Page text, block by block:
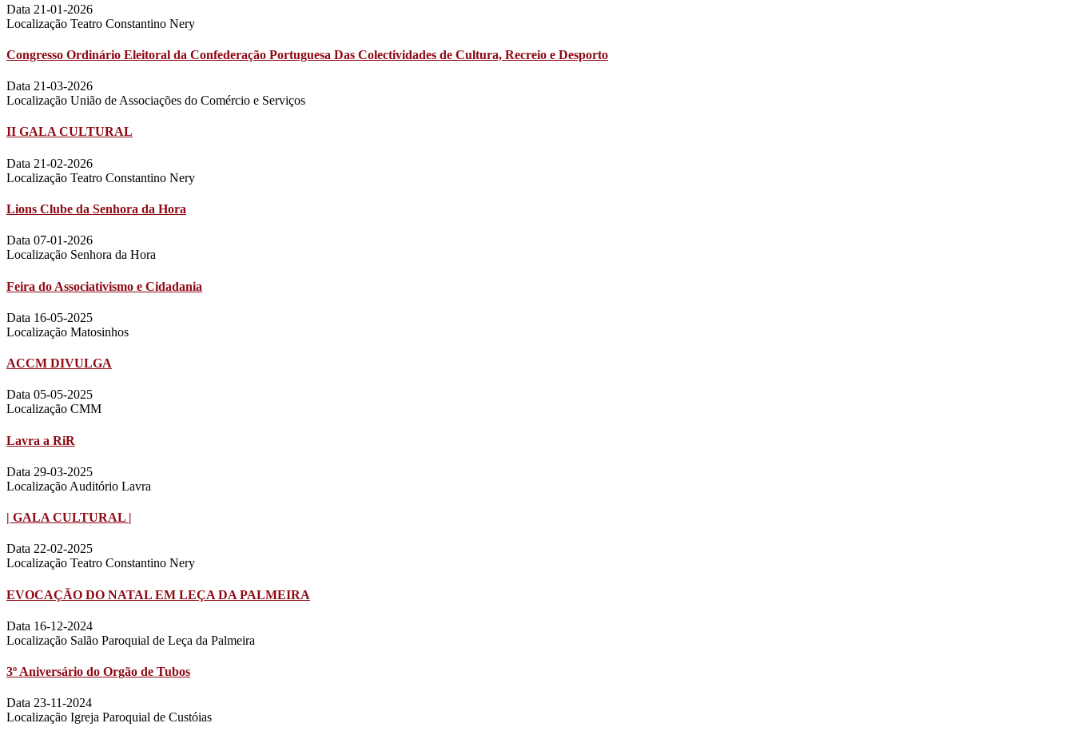
Data 21-01-2026
Localização Teatro Constantino Nery
Congresso Ordinário Eleitoral da Confederação Portuguesa Das Colectividades de Cultura, Recreio e Desporto
Data 21-03-2026
Localização União de Associações do Comércio e Serviços
II GALA CULTURAL
Data 21-02-2026
Localização Teatro Constantino Nery
Lions Clube da Senhora da Hora
Data 07-01-2026
Localização Senhora da Hora
Feira do Associativismo e Cidadania
Data 16-05-2025
Localização Matosinhos
ACCM DIVULGA
Data 05-05-2025
Localização CMM
Lavra a RiR
Data 29-03-2025
Localização Auditório Lavra
| GALA CULTURAL |
Data 22-02-2025
Localização Teatro Constantino Nery
EVOCAÇÃO DO NATAL EM LEÇA DA PALMEIRA
Data 16-12-2024
Localização Salão Paroquial de Leça da Palmeira
3º Aniversário do Orgão de Tubos
Data 23-11-2024
Localização Igreja Paroquial de Custóias